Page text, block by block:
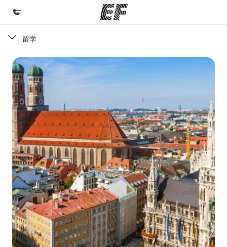
欢迎来到英孚教育
课程
查看所有英孚提供的课程
办公室
查找您附近的办公室
关于我们
企业文化
职业发展
加入我们
留学